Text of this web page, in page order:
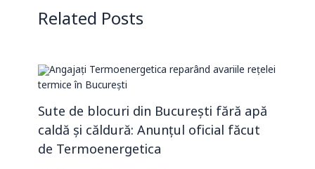
Related Posts
Sute de blocuri din București fără apă
caldă și căldură: Anunțul oficial făcut
de Termoenergetica